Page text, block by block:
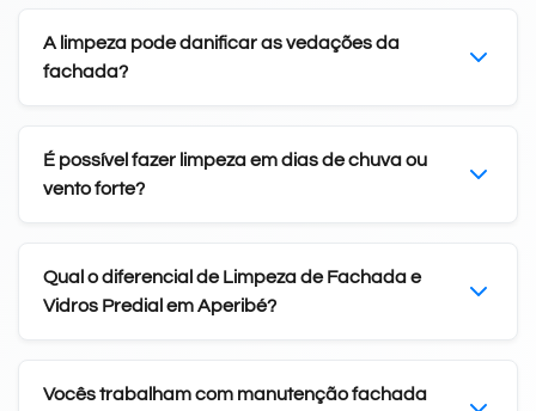
A limpeza pode danificar as vedações da
fachada?
É possível fazer limpeza em dias de chuva ou
vento forte?
Qual o diferencial de Limpeza de Fachada e
Vidros Predial em Aperibé?
Vocês trabalham com manutenção fachada